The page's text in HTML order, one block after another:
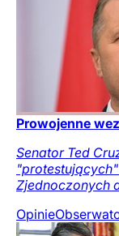
Prowojenne
Senator Ted
Zjednoczonych
Opinie